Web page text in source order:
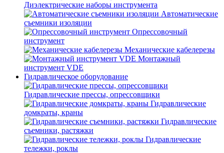
Диэлектрические наборы инструмента
Автоматические
съемники изоляции
Опрессовочный
инструмент
Механические кабелерезы
Монтажный
инструмент VDE
Гидравлическое оборудование
Гидравлические прессы, опрессовщики
Гидравлические
домкраты, краны
Гидравлические
съемники, растяжки
Гидравлические
тележки, роклы